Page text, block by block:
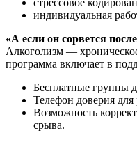
стрессовое
индивидуальная
«А если он сорвется
Алкоголизм —
программа включает в
Бесплатные группы
Телефон доверия для
Возможность
срыва.